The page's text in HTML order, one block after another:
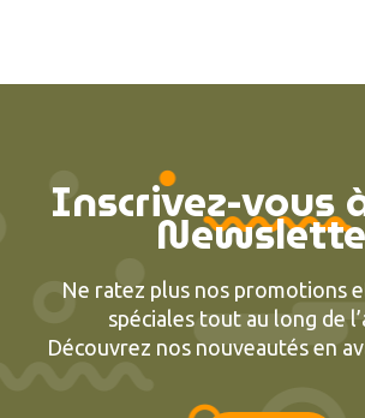
Inscrivez-vous
Ne ratez plus nos promotions
spéciales tout au long de
Découvrez nos nouveautés en